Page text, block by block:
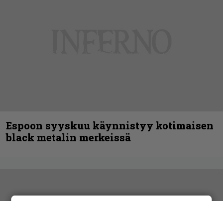
Espoon syyskuu käynnistyy kotimaisen
black metalin merkeissä